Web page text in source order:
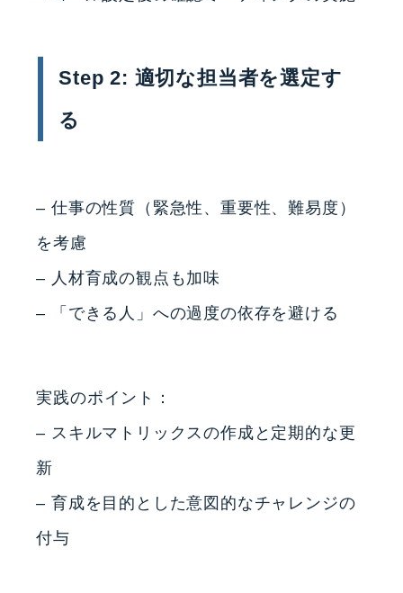
Step 2: 適切な担当者を選定す
る
– 仕事の性質（緊急性、重要性、難易度）
を考慮
– 人材育成の観点も加味
– 「できる人」への過度の依存を避ける
実践のポイント：
– スキルマトリックスの作成と定期的な更
新
– 育成を目的とした意図的なチャレンジの
付与